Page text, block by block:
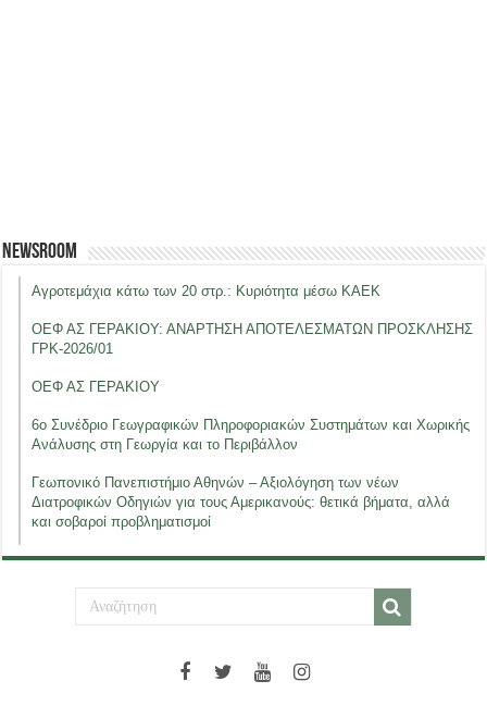
Newsroom
Αγροτεμάχια κάτω των 20 στρ.: Κυριότητα μέσω ΚΑΕΚ
ΟΕΦ ΑΣ ΓΕΡΑΚΙΟΥ: ΑΝΑΡΤΗΣΗ ΑΠΟΤΕΛΕΣΜΑΤΩΝ ΠΡΟΣΚΛΗΣΗΣ
ΓΡΚ-2026/01
ΟΕΦ ΑΣ ΓΕΡΑΚΙΟΥ
6ο Συνέδριο Γεωγραφικών Πληροφοριακών Συστημάτων και Χωρικής
Ανάλυσης στη Γεωργία και το Περιβάλλον
Γεωπονικό Πανεπιστήμιο Αθηνών – Αξιολόγηση των νέων
Διατροφικών Οδηγιών για τους Αμερικανούς: θετικά βήματα, αλλά
και σοβαροί προβληματισμοί